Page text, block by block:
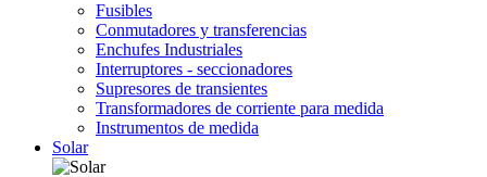
Fusibles
Conmutadores y transferencias
Enchufes Industriales
Interruptores - seccionadores
Supresores de transientes
Transformadores de corriente para medida
Instrumentos de medida
Solar